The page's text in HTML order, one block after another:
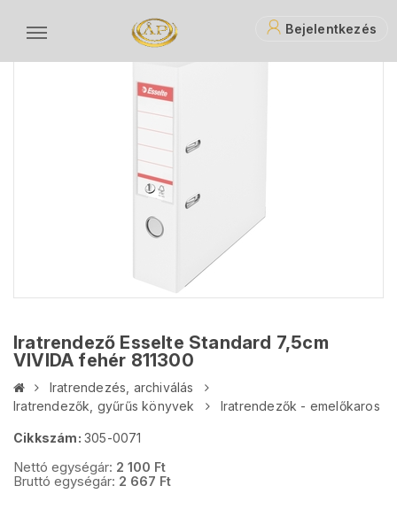
Bejelentkezés
Iratrendező Esselte Standard 7,5cm
VIVIDA fehér 811300
Iratrendezés, archiválás
Iratrendezők, gyűrűs könyvek
Iratrendezők - emelőkaros
Cikkszám: 305-0071
Nettó egységár: 2 100 Ft
Bruttó egységár: 2 667 Ft